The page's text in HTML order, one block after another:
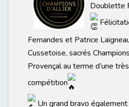
Doublette
Fernandes et Patrice
Cussetoise, sacrés
Provençal au terme d’une
compétition
Un grand bravo